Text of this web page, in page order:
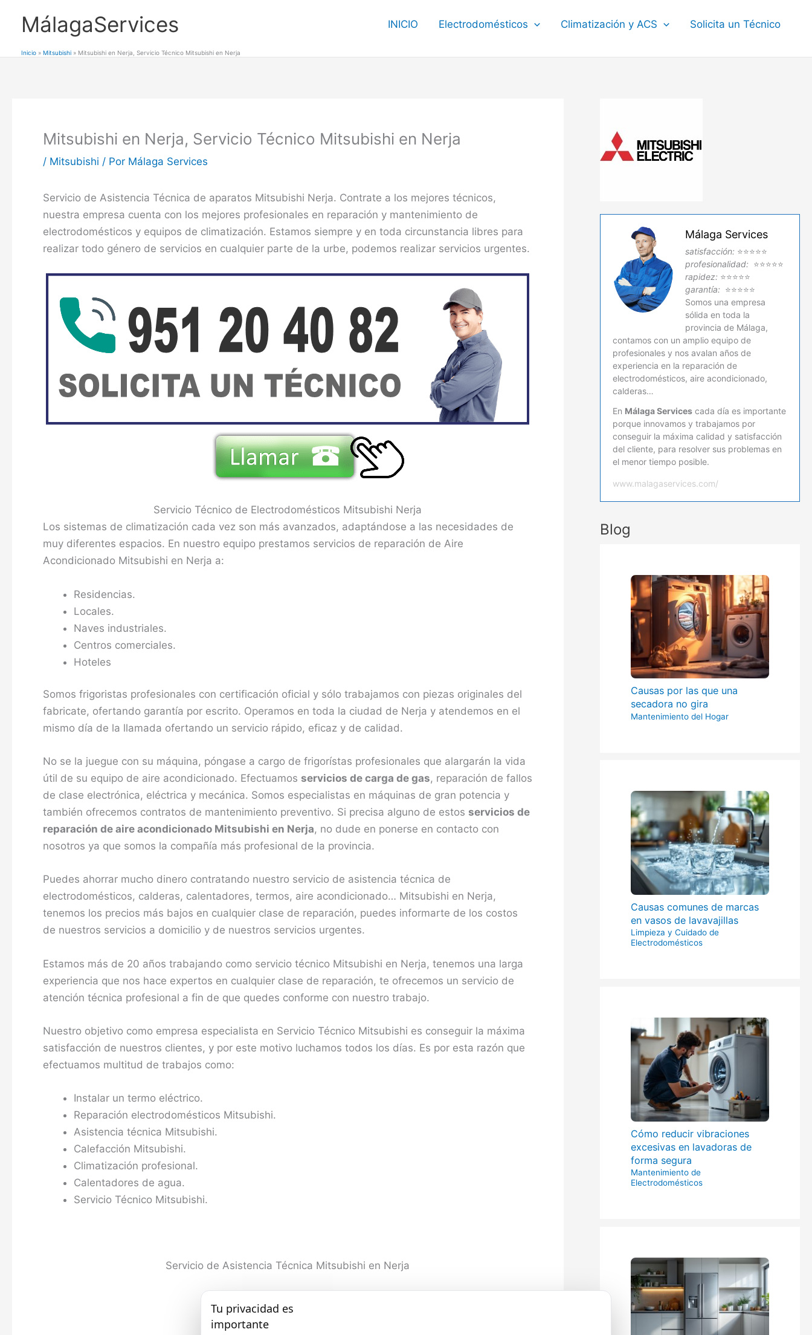
MálagaServices INICIO Electrodomésticos Climatización y ACS Solicita un Técnico
Inicio Mitsubishi Mitsubishi en Nerja, Servicio Técnico Mitsubishi en Nerja
Mitsubishi en Nerja, Servicio Técnico Mitsubishi en Nerja
/ Mitsubishi / Por Málaga Services
Servicio de Asistencia Técnica de aparatos Mitsubishi Nerja. Contrate a los mejores técnicos,
nuestra empresa cuenta con los mejores profesionales en reparación y mantenimiento de
electrodomésticos y equipos de climatización. Estamos siempre y en toda circunstancia libres para
realizar todo género de servicios en cualquier parte de la urbe, podemos realizar servicios urgentes.
Servicio Técnico de Electrodomésticos Mitsubishi Nerja
Los sistemas de climatización cada vez son más avanzados, adaptándose a las necesidades de
muy diferentes espacios. En nuestro equipo prestamos servicios de reparación de Aire
Acondicionado Mitsubishi en Nerja a:
Residencias.
Locales.
Naves industriales.
Centros comerciales.
Hoteles
Somos frigoristas profesionales con certificación oficial y sólo trabajamos con piezas originales del
fabricate, ofertando garantía por escrito. Operamos en toda la ciudad de Nerja y atendemos en el
mismo día de la llamada ofertando un servicio rápido, eficaz y de calidad.
No se la juegue con su máquina, póngase a cargo de frigorístas profesionales que alargarán la vida
útil de su equipo de aire acondicionado. Efectuamos servicios de carga de gas, reparación de fallos
de clase electrónica, eléctrica y mecánica. Somos especialistas en máquinas de gran potencia y
también ofrecemos contratos de mantenimiento preventivo. Si precisa alguno de estos servicios de
reparación de aire acondicionado Mitsubishi en Nerja, no dude en ponerse en contacto con
nosotros ya que somos la compañía más profesional de la provincia.
Puedes ahorrar mucho dinero contratando nuestro servicio de asistencia técnica de
electrodomésticos, calderas, calentadores, termos, aire acondicionado… Mitsubishi en Nerja,
tenemos los precios más bajos en cualquier clase de reparación, puedes informarte de los costos
de nuestros servicios a domicilio y de nuestros servicios urgentes.
Estamos más de 20 años trabajando como servicio técnico Mitsubishi en Nerja, tenemos una larga
experiencia que nos hace expertos en cualquier clase de reparación, te ofrecemos un servicio de
atención técnica profesional a fin de que quedes conforme con nuestro trabajo.
Nuestro objetivo como empresa especialista en Servicio Técnico Mitsubishi es conseguir la máxima
satisfacción de nuestros clientes, y por este motivo luchamos todos los días. Es por esta razón que
efectuamos multitud de trabajos como:
Instalar un termo eléctrico.
Reparación electrodomésticos Mitsubishi.
Asistencia técnica Mitsubishi.
Calefacción Mitsubishi.
Climatización profesional.
Calentadores de agua.
Servicio Técnico Mitsubishi.
Servicio de Asistencia Técnica Mitsubishi en Nerja
Málaga Services
satisfacción: ⭐⭐⭐⭐⭐
profesionalidad: ⭐⭐⭐⭐⭐
rapidez: ⭐⭐⭐⭐⭐
garantía: ⭐⭐⭐⭐⭐
Somos una empresa
sólida en toda la
provincia de Málaga,
contamos con un amplio equipo de
profesionales y nos avalan años de
experiencia en la reparación de
electrodomésticos, aire acondicionado,
calderas…
En Málaga Servicescada día es importante
porque innovamos y trabajamos por
conseguir la máxima calidad y satisfacción
del cliente, para resolver sus problemas en
el menor tiempo posible.
www.malagaservices.com/
Blog
Causas por las que una
secadora no gira
Mantenimiento del Hogar
Causas comunes de marcas
en vasos de lavavajillas
Limpieza y Cuidado de
Electrodomésticos
Cómo reducir vibraciones
excesivas en lavadoras de
forma segura
Mantenimiento de
Electrodomésticos
Tu privacidad es
importante